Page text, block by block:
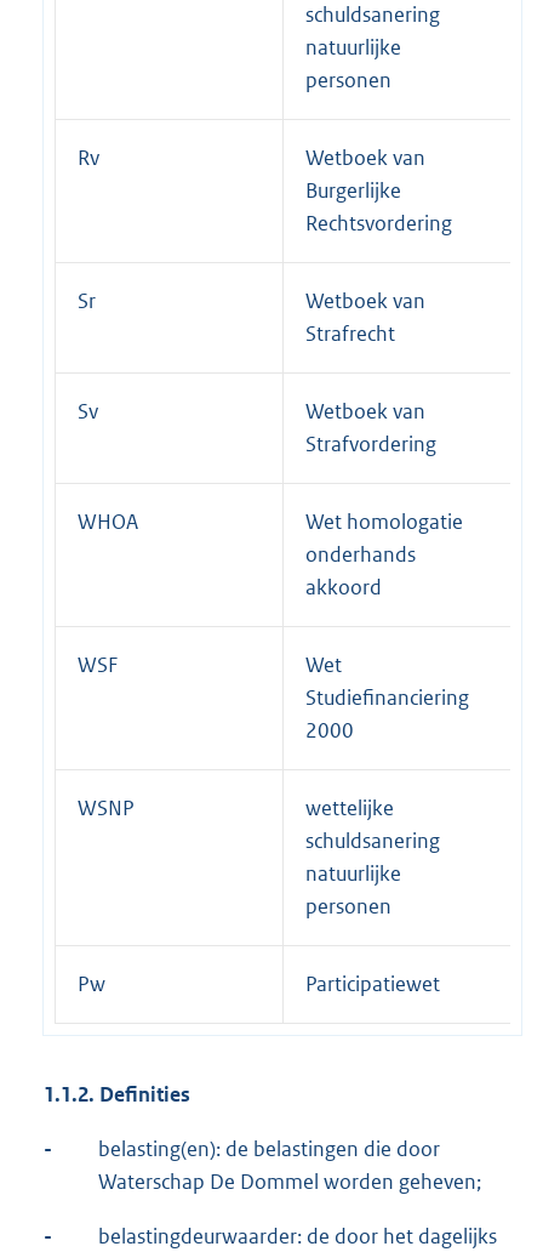
schuldsanering
natuurlijke
personen
Rv
Wetboek van
Burgerlijke
Rechtsvordering
Sr
Wetboek van
Strafrecht
Sv
Wetboek van
Strafvordering
WHOA
Wet homologatie
onderhands
akkoord
WSF
Wet
Studiefinanciering
2000
WSNP
wettelijke
schuldsanering
natuurlijke
personen
Pw Participatiewet
1.1.2. Definities
-
belasting(en): de belastingen die door
Waterschap De Dommel worden geheven;
-
belastingdeurwaarder: de door het dagelijks